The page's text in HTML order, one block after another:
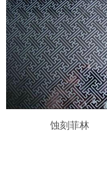
蚀刻菲林